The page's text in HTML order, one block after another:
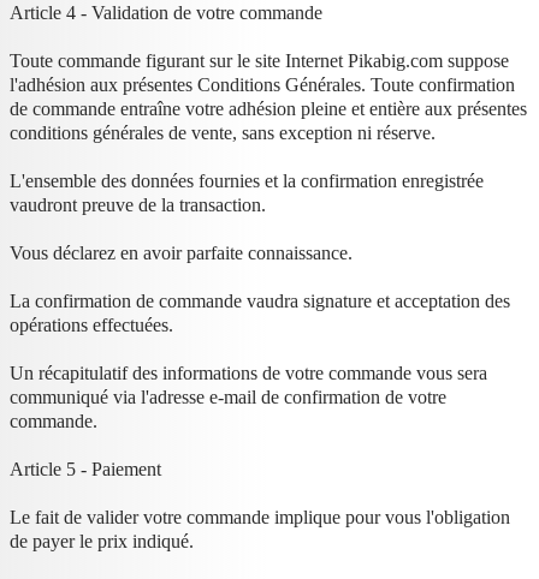
Article 4 - Validation de votre commande
Toute commande figurant sur le site Internet Pikabig.com suppose
l'adhésion aux présentes Conditions Générales. Toute confirmation
de commande entraîne votre adhésion pleine et entière aux présentes
conditions générales de vente, sans exception ni réserve.
L'ensemble des données fournies et la confirmation enregistrée
vaudront preuve de la transaction.
Vous déclarez en avoir parfaite connaissance.
La confirmation de commande vaudra signature et acceptation des
opérations effectuées.
Un récapitulatif des informations de votre commande vous sera
communiqué via l'adresse e-mail de confirmation de votre
commande.
Article 5 - Paiement
Le fait de valider votre commande implique pour vous l'obligation
de payer le prix indiqué.